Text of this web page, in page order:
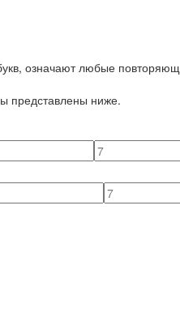
означают любые
представлены ниже.